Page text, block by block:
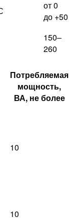
от 0
до +50
150–
260
Потребляемая
мощность,
ВА, не более
10
10